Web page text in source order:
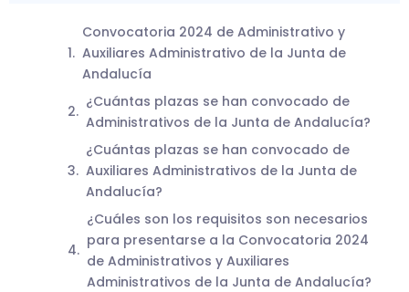
Convocatoria 2024 de Administrativo y
Auxiliares Administrativo de la Junta de
Andalucía
¿Cuántas plazas se han convocado de
Administrativos de la Junta de Andalucía?
¿Cuántas plazas se han convocado de
Auxiliares Administrativos de la Junta de
Andalucía?
¿Cuáles son los requisitos son necesarios
para presentarse a la Convocatoria 2024
de Administrativos y Auxiliares
Administrativos de la Junta de Andalucía?